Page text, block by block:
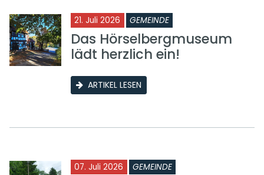
21. Juli 2026 GEMEINDE
Das Hörselbergmuseum
lädt herzlich ein!
ARTIKEL LESEN
07. Juli 2026 GEMEINDE